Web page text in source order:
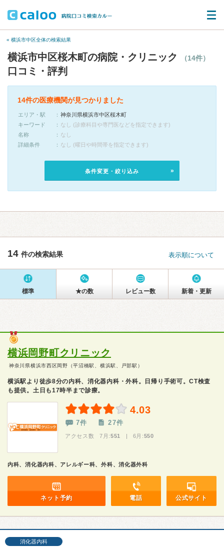
« 横浜市中区全体の検索結果
横浜市中区桜木町の病院・クリニック （14件）
口コミ・評判
14件の医療機関が見つかりました
エリア・駅
神奈川県横浜市中区桜木町
キーワード
なし (診療科目や専門医などを指定できます)
名称
なし
詳細条件
なし (曜日や時間帯を指定できます)
条件変更・絞り込み
14 件の検索結果 表示順について
標準 ★の数 レビュー数 新着・更新
横浜岡野町クリニック
神奈川県横浜市西区岡野（平沼橋駅、横浜駅、戸部駅）
横浜駅より徒歩8分の内科、消化器内科・外科。日帰り手術可。CT検査
も提供。土日も17時半まで診療。
4.03
7件 27件
アクセス数 7月:551 | 6月:550
内科、消化器内科、アレルギー科、外科、消化器外科
ネット予約 電話 公式サイト
消化器内科